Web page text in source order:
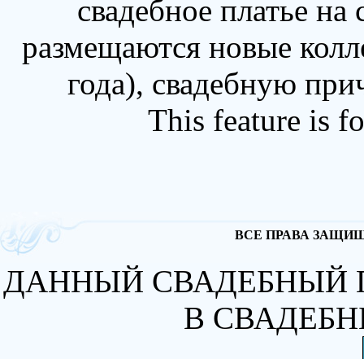
свадебное платье
размещаются новые
года), свадебную
This feature is
ВСЕ ПРАВА
ДАННЫЙ СВАДЕБНЫЙ
В